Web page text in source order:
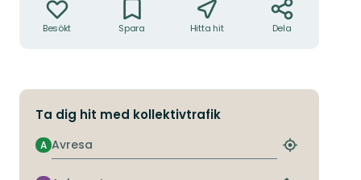
Besökt Spara Hitta hit Dela
Ta dig hit med kollektivtrafik
Avresa
A
Hitta